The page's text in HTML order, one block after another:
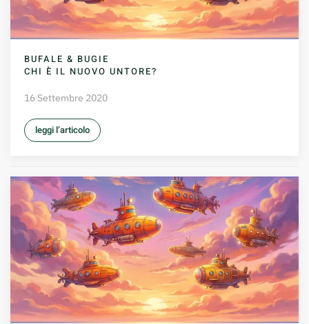
BUFALE & BUGIE
CHI È IL NUOVO UNTORE?
16 Settembre 2020
leggi l’articolo